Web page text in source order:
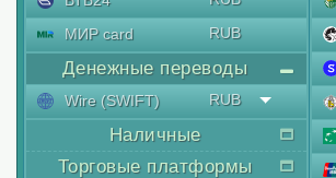
МИР card
RUB
Денежные переводы
Wire (SWIFT) RUB
Наличные
Торговые платформы